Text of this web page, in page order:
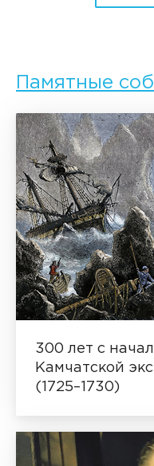
Памятные
300 лет с
Камчатской
(1725–1730)